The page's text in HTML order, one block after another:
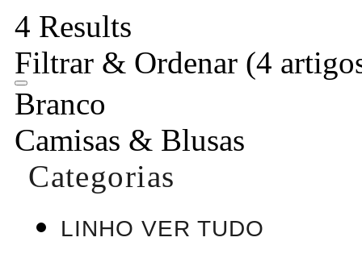
4 Results
Filtrar & Ordenar (4
Branco
Camisas & Blusas
Categorias
LINHO VER TUDO